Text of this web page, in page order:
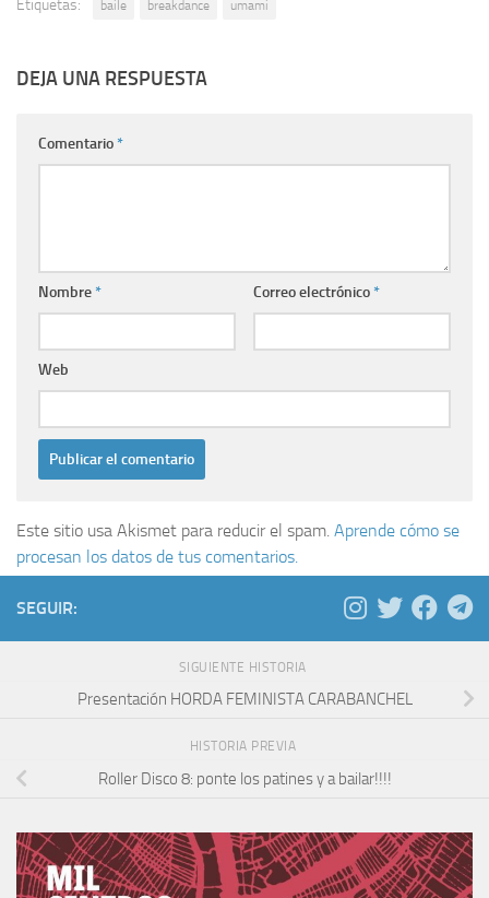
Etiquetas: baile breakdance umami
DEJA UNA RESPUESTA
Comentario*
Nombre* Correo electrónico*
Web
Este sitio usa Akismet para reducir el spam. Aprende cómo se
procesan los datos de tus comentarios.
SEGUIR:
SIGUIENTE HISTORIA
Presentación HORDA FEMINISTA CARABANCHEL
HISTORIA PREVIA
Roller Disco 8: ponte los patines y a bailar!!!!